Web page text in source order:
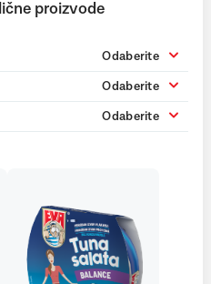
proizvode
Odaberite
Odaberite
Odaberite